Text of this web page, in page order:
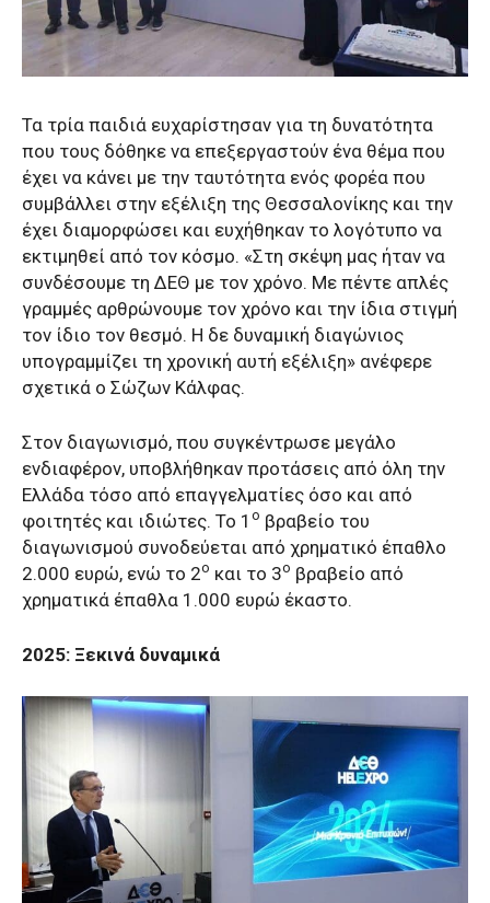
Τα τρία παιδιά ευχαρίστησαν για τη δυνατότητα
που τους δόθηκε να επεξεργαστούν ένα θέμα που
έχει να κάνει με την ταυτότητα ενός φορέα που
συμβάλλει στην εξέλιξη της Θεσσαλονίκης και την
έχει διαμορφώσει και ευχήθηκαν το λογότυπο να
εκτιμηθεί από τον κόσμο. «Στη σκέψη μας ήταν να
συνδέσουμε τη ΔΕΘ με τον χρόνο. Με πέντε απλές
γραμμές αρθρώνουμε τον χρόνο και την ίδια στιγμή
τον ίδιο τον θεσμό. Η δε δυναμική διαγώνιος
υπογραμμίζει τη χρονική αυτή εξέλιξη» ανέφερε
σχετικά ο Σώζων Κάλφας.
Στον διαγωνισμό, που συγκέντρωσε μεγάλο
ενδιαφέρον, υποβλήθηκαν προτάσεις από όλη την
Ελλάδα τόσο από επαγγελματίες όσο και από
φοιτητές και ιδιώτες. Το 1 ο βραβείο του
διαγωνισμού συνοδεύεται από χρηματικό έπαθλο
2.000 ευρώ, ενώ το 2ο και το 3ο βραβείο από
χρηματικά έπαθλα 1.000 ευρώ έκαστο.
2025: Ξεκινά δυναμικά